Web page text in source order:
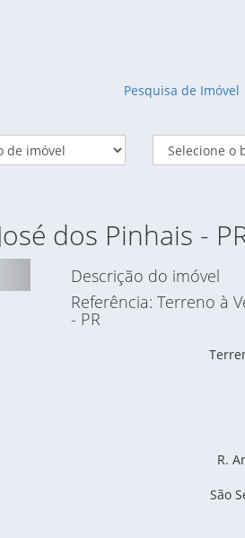
Pesquisa de Imóvel
dos Pinhais -
Descrição do imóvel
Referência: Terreno à
- PR
R.
São